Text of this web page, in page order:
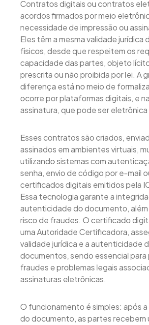
Contratos digitais ou contratos
acordos firmados por meio
necessidade de impressão ou
Eles têm a mesma validade jurídica
físicos, desde que respeitem os
capacidade das partes, objeto
prescrita ou não proibida por lei. A
diferença está no meio de
ocorre por plataformas digitais, e
assinatura, que pode ser
Esses contratos são criados,
assinados em ambientes virtuais,
utilizando sistemas com
senha, envio de código por e-mail
certificados digitais emitidos pela
Essa tecnologia garante a
autenticidade do documento, além
risco de fraudes. O certificado
uma Autoridade Certificadora,
validade jurídica e a autenticidade
documentos, sendo essencial para
fraudes e problemas legais
assinaturas eletrônicas.
O funcionamento é simples: após
do documento, as partes recebem